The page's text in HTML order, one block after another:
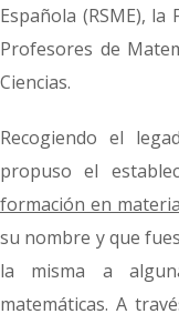
Española (RSME), la
Profesores de
Ciencias.
Recogiendo el
propuso el
formación en
su nombre y que
la misma a
matemáticas. A